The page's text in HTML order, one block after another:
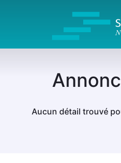
Aucun détail trouvé